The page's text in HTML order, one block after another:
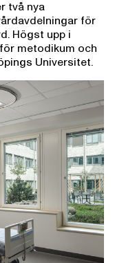
två nya
för
Högst upp i
metodikum och
Universitet.